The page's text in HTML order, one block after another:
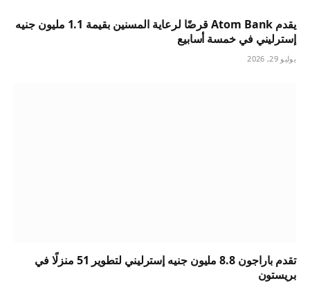
يقدم Atom Bank قرضًا لرعاية المسنين بقيمة 1.1 مليون جنيه
إسترليني في خمسة أسابيع
يوليو 29, 2026
تقدم باراجون 8.8 مليون جنيه إسترليني لتطوير 51 منزلًا في
بريستون